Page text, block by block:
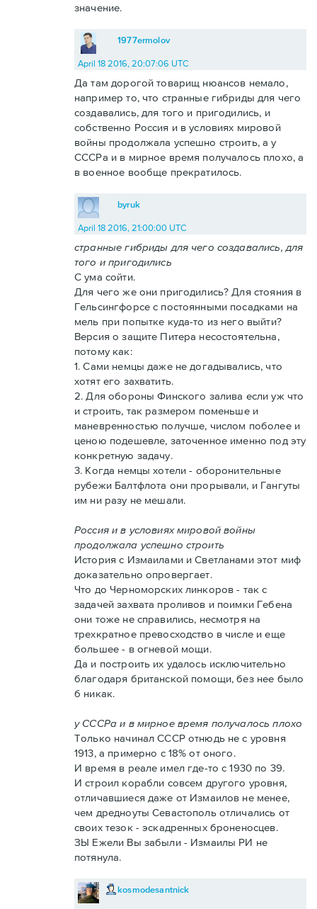
значение.
1977ermolov
April 18 2016, 20:07:06 UTC
Да там дорогой товарищ нюансов немало,
например то, что странные гибриды для чего
создавались, для того и пригодились, и
собственно Россия и в условиях мировой
войны продолжала успешно строить, а у
СССРа и в мирное время получалось плохо, а
в военное вообще прекратилось.
byruk
April 18 2016, 21:00:00 UTC
странные гибриды для чего создавались, для
того и пригодились
С ума сойти.
Для чего же они пригодились? Для стояния в
Гельсингфорсе с постоянными посадками на
мель при попытке куда-то из него выйти?
Версия о защите Питера несостоятельна,
потому как:
1. Сами немцы даже не догадывались, что
хотят его захватить.
2. Для обороны Финского залива если уж что
и строить, так размером поменьше и
маневренностью получше, числом поболее и
ценою подешевле, заточенное именно под эту
конкретную задачу.
3. Когда немцы хотели - оборонительные
рубежи Балтфлота они прорывали, и Гангуты
им ни разу не мешали.
Россия и в условиях мировой войны
продолжала успешно строить
История с Измаилами и Светланами этот миф
доказательно опровергает.
Что до Черноморских линкоров - так с
задачей захвата проливов и поимки Гебена
они тоже не справились, несмотря на
трехкратное превосходство в числе и еще
большее - в огневой мощи.
Да и построить их удалось исключительно
благодаря британской помощи, без нее было
б никак.
у СССРа и в мирное время получалось плохо
Только начинал СССР отнюдь не с уровня
1913, а примерно с 18% от оного.
И время в реале имел где-то с 1930 по 39.
И строил корабли совсем другого уровня,
отличавшиеся даже от Измаилов не менее,
чем дредноуты Севастополь отличались от
своих тезок - эскадренных броненосцев.
ЗЫ Ежели Вы забыли - Измаилы РИ не
потянула.
kosmodesantnick